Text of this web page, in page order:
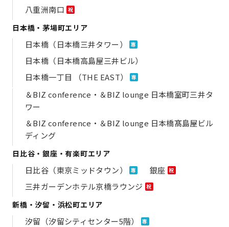
八重洲南口 祝
日本橋・茅場町エリア
日本橋（日本橋三井タワー） 専
日本橋（日本橋高島屋三井ビル）
日本橋一丁目 （THE EAST）
専
＆BIZ conference・＆BIZ lounge 日本橋室町三井タ
ワー
＆BIZ conference・＆BIZ lounge 日本橋髙島屋ビル
ディング
日比谷・銀座・有楽町エリア
日比谷（東京ミッドタウン） 専 銀座 祝
三井ガーデンホテル京橋ラウンジ 祝
新橋・汐留・浜松町エリア
汐留（汐留シティセンター5階） 専